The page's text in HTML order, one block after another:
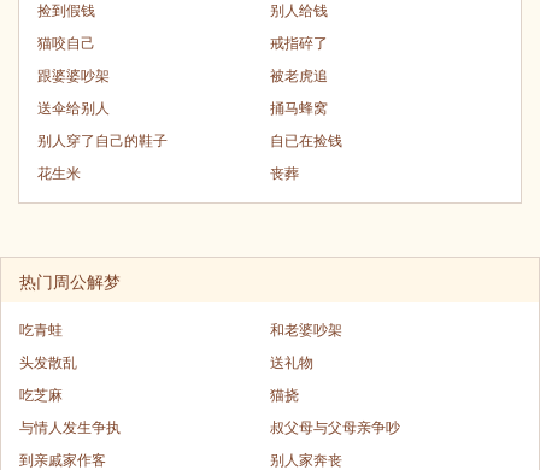
捡到假钱
别人给钱
猫咬自己
戒指碎了
跟婆婆吵架
被老虎追
送伞给别人
捅马蜂窝
别人穿了自己的鞋子
自已在捡钱
花生米
丧葬
热门周公解梦
吃青蛙
和老婆吵架
头发散乱
送礼物
吃芝麻
猫挠
与情人发生争执
叔父母与父母亲争吵
到亲戚家作客
别人家奔丧